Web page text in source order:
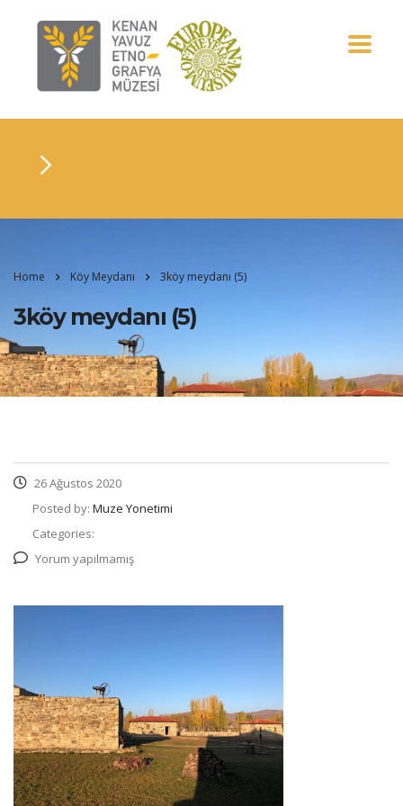
Home Köy Meydanı 3köy meydanı (5)
3köy meydanı (5)
26 Ağustos 2020
Posted by: Muze Yonetimi
Categories:
Yorum yapılmamış